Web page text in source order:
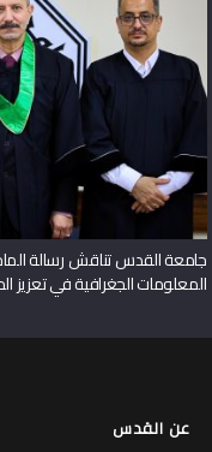
جامعة القدس تناقش رسالة
المعلومات الجغرافية في تعزيز
عن القدس